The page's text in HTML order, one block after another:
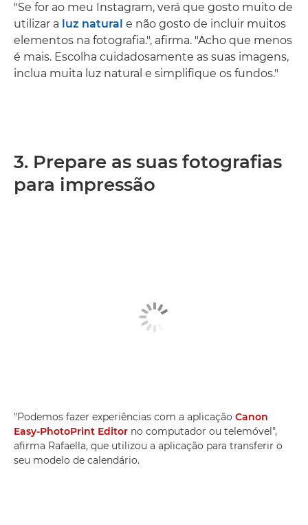
"Se for ao meu Instagram, verá que gosto muito de
utilizar a luz natural e não gosto de incluir muitos
elementos na fotografia.", afirma. "Acho que menos
é mais. Escolha cuidadosamente as suas imagens,
inclua muita luz natural e simplifique os fundos."
3. Prepare as suas fotografias
para impressão
"Podemos fazer experiências com a aplicação Canon
Easy-PhotoPrint Editor no computador ou telemóvel",
afirma Rafaella, que utilizou a aplicação para transferir o
seu modelo de calendário.